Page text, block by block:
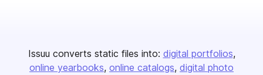
Issuu converts static files into: digital portfolios
online yearbooks online catalogs digital photo